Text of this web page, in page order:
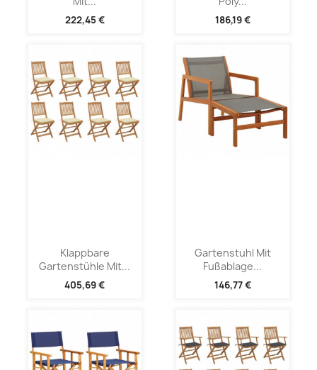
222,45 € 186,19 €
Klappbare
Gartenstühle Mit...
405,69 €
Gartenstuhl Mit
Fußablage...
146,77 €